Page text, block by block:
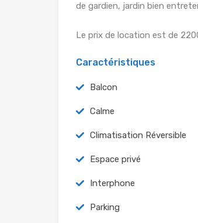
de gardien, jardin bien
Le prix de location est de
Caractéristiques
Balcon
Calme
Climatisation Réversible
Espace privé
Interphone
Parking